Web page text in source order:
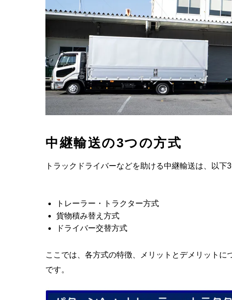
中継輸送の3つの方式
トラックドライバーなどを助ける中継輸送は、以下
トレーラー・トラクター方式
貨物積み替え方式
ドライバー交替方式
ここでは、各方式の特徴、メリットとデメリット
です。